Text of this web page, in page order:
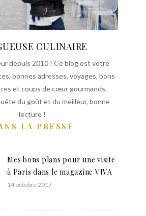
CULINAIRE
depuis 2010 ! Ce blog est votre
bonnes adresses, voyages, bons
et coups de cœur gourmands.
du goût et du meilleur, bonne
lecture !
LA PRESSE
Mes bons plans pour une visite
à Paris dans le magazine VIVA
14 octobre 2017